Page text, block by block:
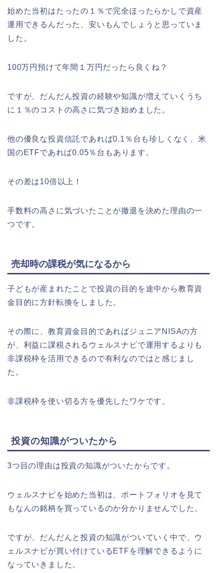
始めた当初はたったの１％で完全ほったらかしで資産
運用できるんだった、安いもんでしょうと思っていま
した。
100万円預けて年間１万円だったら良くね？
ですが、だんだん投資の経験や知識が増えていくうち
に１％のコストの高さに気づき始めました。
他の優良な投資信託であれば0.1％台も珍しくなく、米
国のETFであれば0.05％台もあります。
その差は10倍以上！
手数料の高さに気づいたことが撤退を決めた理由の一
つです。
売却時の課税が気になるから
子どもが産まれたことで投資の目的を途中から教育資
金目的に方針転換をしました。
その際に、教育資金目的であればジュニアNISAの方
が、利益に課税されるウェルスナビで運用するよりも
非課税枠を活用できるので有利なのではと感じまし
た。
非課税枠を使い切る方を優先したワケです。
投資の知識がついたから
3つ目の理由は投資の知識がついたからです。
ウェルスナビを始めた当初は、ポートフォリオを見て
もなんの銘柄を買っているのか分かりませんでした。
ですが、だんだんと投資の知識がついていく中で、ウ
ェルスナビが買い付けているETFを理解できるように
なっていきました。